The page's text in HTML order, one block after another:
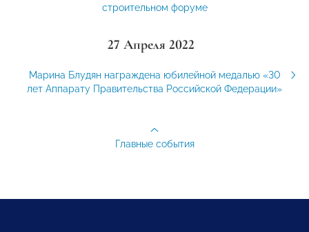
строительном форуме
27 Апреля 2022
Марина Блудян награждена юбилейной медалью «30
лет Аппарату Правительства Российской Федерации»
Главные события